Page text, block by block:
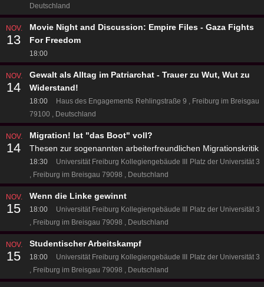
Deutschland
NOV.
13
Movie Night and Discussion: Empire Files - Gaza Fights
For Freedom
18:00
NOV.
14
Gewalt als Alltag im Patriarchat - Trauer zu Wut, Wut zu
Widerstand!
18:00 Haus des Engagements Rehlingstraße 9
Freiburg im Breisgau
79100
Deutschland
NOV.
14
Migration! Ist "das Boot" voll?
Thesen zur sogenannten arbeiterfreundlichen Migrationskritik
18:30 Universität Freiburg Kollegiengebäude III Platz der Universität 3
Freiburg im Breisgau 79098
Deutschland
NOV.
15
Wenn die Linke gewinnt
18:00 Universität Freiburg Kollegiengebäude III Platz der Universität 3
Freiburg im Breisgau 79098
Deutschland
NOV.
15
Studentischer Arbeitskampf
18:00 Universität Freiburg Kollegiengebäude III Platz der Universität 3
Freiburg im Breisgau 79098
Deutschland